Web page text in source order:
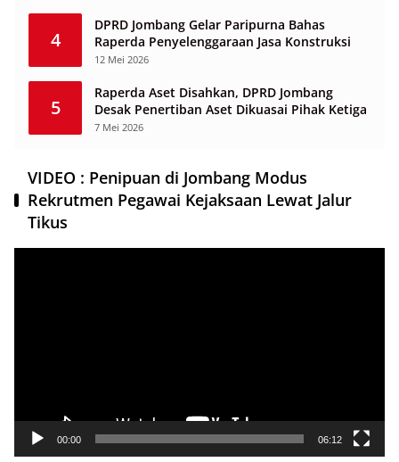
4
DPRD Jombang Gelar Paripurna Bahas
Raperda Penyelenggaraan Jasa Konstruksi
12 Mei 2026
5
Raperda Aset Disahkan, DPRD Jombang
Desak Penertiban Aset Dikuasai Pihak Ketiga
7 Mei 2026
VIDEO : Penipuan di Jombang Modus
Rekrutmen Pegawai Kejaksaan Lewat Jalur
Tikus
00:00 06:12